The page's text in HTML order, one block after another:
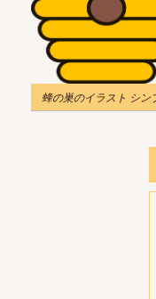
蜂の巣のイラスト シン